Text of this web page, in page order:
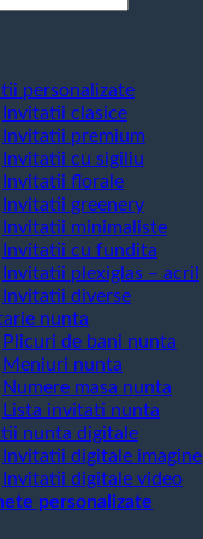
personalizate
Invitatii clasice
Invitatii premium
Invitatii cu sigiliu
Invitatii florale
Invitatii greenery
Invitatii minimaliste
Invitatii cu fundita
Invitatii plexiglas – acril
Invitatii diverse
nunta
Plicuri de bani nunta
Meniuri nunta
Numere masa nunta
Lista invitati nunta
nunta digitale
Invitatii digitale imagine
Invitatii digitale video
personalizate